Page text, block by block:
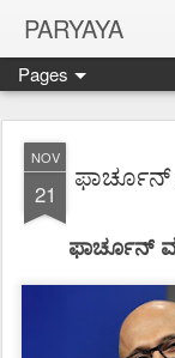
PARYAYA
Pages
NOV
21
ಫಾರ್ಚೂನ್‌
ಫಾರ್ಚೂನ್‌